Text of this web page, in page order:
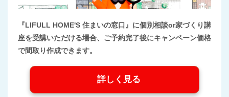
『LIFULL HOME'S 住まいの窓口』に個別相談or家づくり講
座を受講いただける場合、ご予約完了後にキャンペーン価格
で間取り作成できます。
詳しく見る